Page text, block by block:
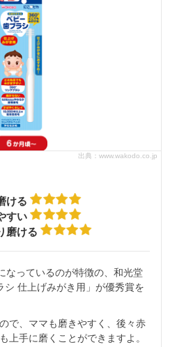
出典：www.wakodo.co.jp
ける
すい
磨ける
なっているのが特徴の、和光堂
シ 仕上げみがき用」が優秀賞を
で、ママも磨きやすく、後々赤
上手に磨くことができますよ。